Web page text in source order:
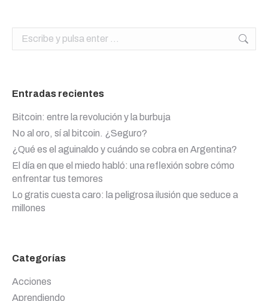
Buscar:
Entradas recientes
Bitcoin: entre la revolución y la burbuja
No al oro, sí al bitcoin. ¿Seguro?
¿Qué es el aguinaldo y cuándo se cobra en Argentina?
El día en que el miedo habló: una reflexión sobre cómo
enfrentar tus temores
Lo gratis cuesta caro: la peligrosa ilusión que seduce a
millones
Categorías
Acciones
Aprendiendo